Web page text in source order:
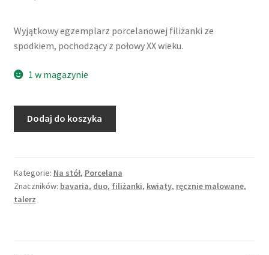
Wyjątkowy egzemplarz porcelanowej filiżanki ze
spodkiem, pochodzący z połowy XX wieku.
1 w magazynie
Filiżanka,
ręcznie
malowane
obfite
Dodaj do koszyka
Kategorie: Na stół, Porcelana
Znaczników: bavaria, duo, filiżanki, kwiaty, ręcznie malowane,
talerz